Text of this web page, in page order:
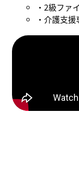
2級ファ
介護支援